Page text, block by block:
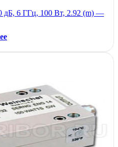
дБ, 6 ГГц, 100 Вт, 2.92 (m) —